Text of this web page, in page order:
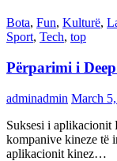
Bota, Fun, Kulturë,
Sport, Tech, top
Përparimi i
adminadmin March
Suksesi i aplikacionit
kompanive kineze të
aplikacionit kinez…